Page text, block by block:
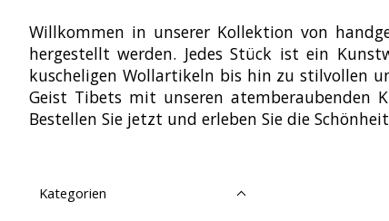
Willkommen in unserer Kollektion von
hergestellt werden. Jedes Stück ist ein
kuscheligen Wollartikeln bis hin zu stilvollen
Geist Tibets mit unseren atemberaubenden
Bestellen Sie jetzt und erleben Sie die
Kategorien